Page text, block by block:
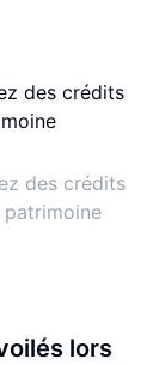
des crédits
lors